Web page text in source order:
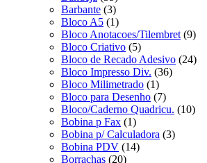
Barbante (3)
Bloco A5 (1)
Bloco Anotacoes/Tilembret (9)
Bloco Criativo (5)
Bloco de Recado Adesivo (24)
Bloco Impresso Div. (36)
Bloco Milimetrado (1)
Bloco para Desenho (7)
Bloco/Caderno Quadricu. (10)
Bobina p Fax (1)
Bobina p/ Calculadora (3)
Bobina PDV (14)
Borrachas (20)